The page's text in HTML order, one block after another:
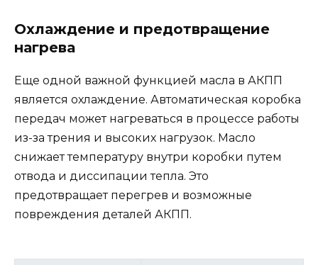
Охлаждение и предотвращение
нагрева
Еще одной важной функцией масла в АКПП
является охлаждение. Автоматическая коробка
передач может нагреваться в процессе работы
из-за трения и высоких нагрузок. Масло
снижает температуру внутри коробки путем
отвода и диссипации тепла. Это
предотвращает перегрев и возможные
повреждения деталей АКПП.